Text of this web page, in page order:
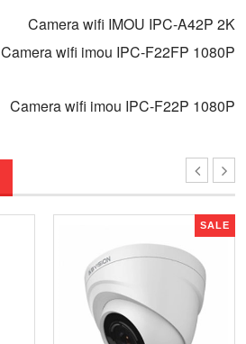
Camera wifi IMOU IPC-A42P 2K
Camera wifi imou IPC-F22FP 1080P
Camera wifi imou IPC-F22P 1080P
SALE